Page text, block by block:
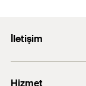
İletişim
Hizmet